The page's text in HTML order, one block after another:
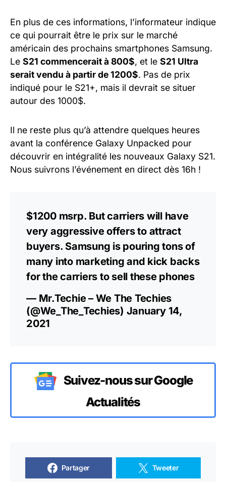
En plus de ces informations, l’informateur indique
ce qui pourrait être le prix sur le marché
américain des prochains smartphones Samsung.
Le S21 commencerait à 800$, et le S21 Ultra
serait vendu à partir de 1200$. Pas de prix
indiqué pour le S21+, mais il devrait se situer
autour des 1000$.
Il ne reste plus qu’à attendre quelques heures
avant la conférence Galaxy Unpacked pour
découvrir en intégralité les nouveaux Galaxy S21.
Nous suivrons l’événement en direct dès 16h !
$1200 msrp. But carriers will have
very aggressive offers to attract
buyers. Samsung is pouring tons of
many into marketing and kick backs
for the carriers to sell these phones
— Mr.Techie – We The Techies
(@We_The_Techies) January 14,
2021
Suivez-nous sur Google
Actualités
Partager Tweeter